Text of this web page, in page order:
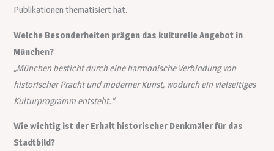
Publikationen thematisiert hat.
Welche Besonderheiten prägen das kulturelle Angebot in
München?
„München besticht durch eine harmonische Verbindung von
historischer Pracht und moderner Kunst, wodurch ein vielseitiges
Kulturprogramm entsteht.“
Wie wichtig ist der Erhalt historischer Denkmäler für das
Stadtbild?